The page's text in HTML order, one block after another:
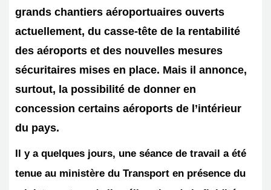
grands chantiers aéroportuaires ouverts
actuellement, du casse-tête de la rentabilité
des aéroports et des nouvelles mesures
sécuritaires mises en place. Mais il annonce,
surtout, la possibilité de donner en
concession certains aéroports de l’intérieur
du pays.
Il y a quelques jours, une séance de travail a été
tenue au ministère du Transport en présence du